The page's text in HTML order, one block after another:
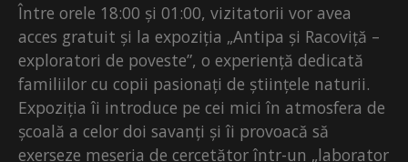
Între orele 18:00 și 01:00, vizitatorii vor avea
acces gratuit și la expoziția „Antipa și Racoviță –
exploratori de poveste”, o experiență dedicată
familiilor cu copii pasionați de științele naturii.
Expoziția îi introduce pe cei mici în atmosfera de
școală a celor doi savanți și îi provoacă să
exerseze meseria de cercetător într-un „laborator